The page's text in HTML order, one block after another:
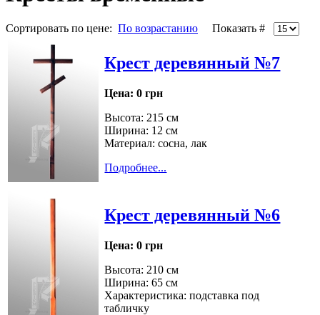
Сортировать по цене: По возрастанию Показать #
Крест деревянный №7
Цена: 0 грн
Высота: 215 см
Ширина: 12 см
Материал: сосна, лак
Подробнее...
Крест деревянный №6
Цена: 0 грн
Высота: 210 см
Ширина: 65 см
Характеристика: подставка под
табличку